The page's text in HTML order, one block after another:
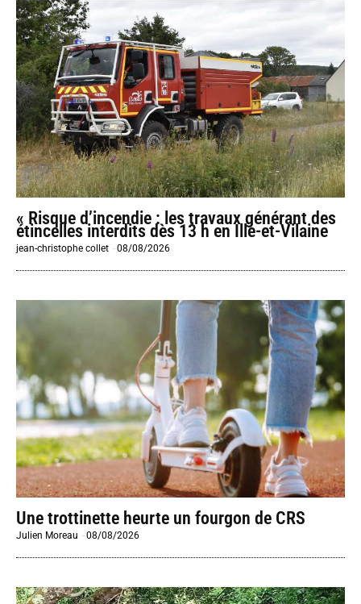
« Risque d’incendie : les travaux générant des
étincelles interdits dès 13 h en Ille-et-Vilaine
jean-christophe collet -08/08/2026
Une trottinette heurte un fourgon de CRS
Julien Moreau -08/08/2026